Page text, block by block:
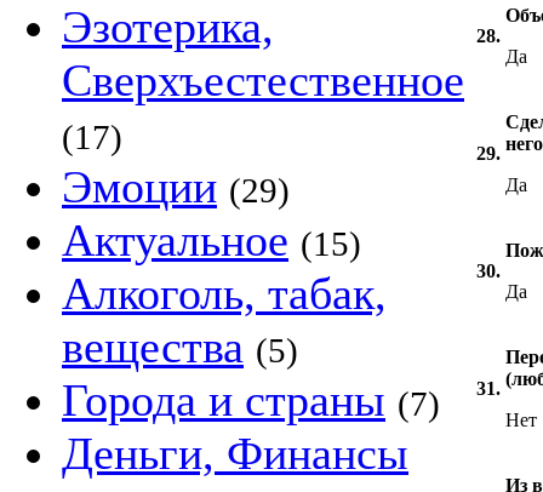
Эзотерика,
Сверхъестественное
(17)
Эмоции (29)
Актуальное (15)
Алкоголь, табак,
вещества (5)
Города и страны (7)
Деньги, Финансы
28.
Да
29.
Да
30.
Да
31.
Нет
Из